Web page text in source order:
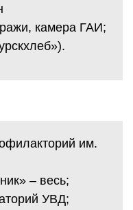
камера ГАИ;
им.
– весь;
УВД;